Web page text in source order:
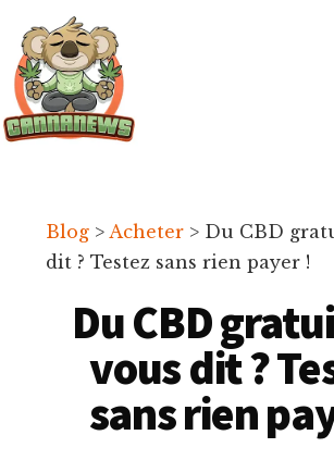
contenu
principal
barre
latérale
principale
footer
Blog > Acheter > Du CBD
dit ? Testez sans rien payer !
Du CBD
vous dit ?
sans rien